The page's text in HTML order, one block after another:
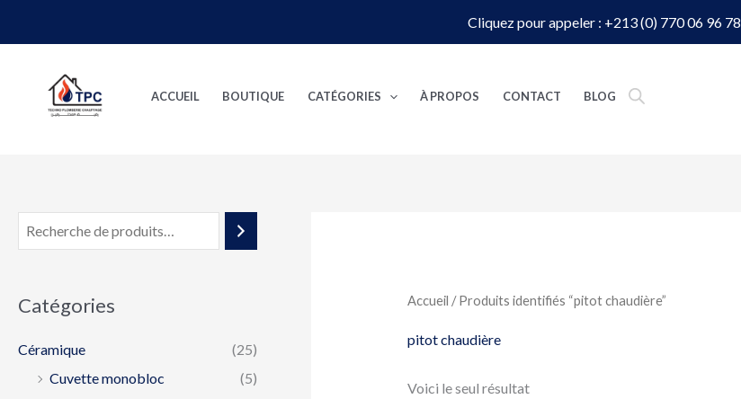
Cliquez pour appeler : +213 (0) 770 06 96 78
ACCUEIL BOUTIQUE CATÉGORIES À PROPOS CONTACT BLOG
Catégories
Céramique
(25)
Cuvette monobloc
(5)
Accueil / Produits identifiés “pitot chaudière”
pitot chaudière
Voici le seul résultat